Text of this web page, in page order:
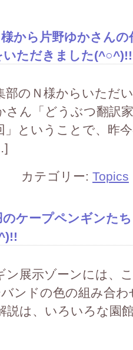
から片野ゆかさん
いただきました(^○^)!!
部のＮ様からいただ
さん「どうぶつ翻訳
」ということで、昨
カテゴリー: Topics
のケープペンギンた
ン展示ゾーンには、
ンドの色の組み合
説は、いろいろな園